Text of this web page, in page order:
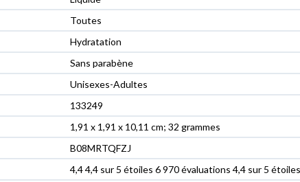
‎Toutes
‎Hydratation
‎Sans parabène
‎Unisexes-Adultes
‎133249
‎1,91 x 1,91 x 10,11 cm; 32 grammes
‎B08MRTQFZJ
4,4 4,4 sur 5 étoiles 6 970 évaluations 4,4 sur 5 étoiles